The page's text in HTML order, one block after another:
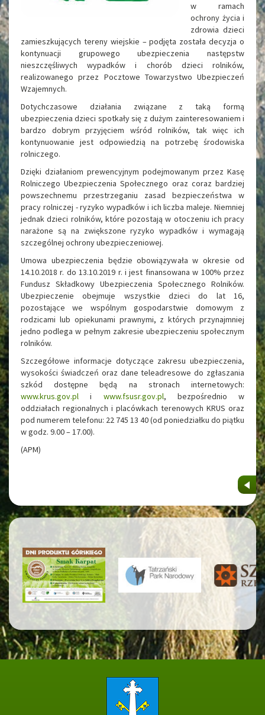
w ramach
ochrony życia i
zdrowia dzieci
zamieszkujących tereny wiejskie – podjęta została decyzja o
kontynuacji grupowego ubezpieczenia następstw
nieszczęśliwych wypadków i chorób dzieci rolników,
realizowanego przez Pocztowe Towarzystwo Ubezpieczeń
Wzajemnych.
Dotychczasowe działania związane z taką formą
ubezpieczenia dzieci spotkały się z dużym zainteresowaniem i
bardzo dobrym przyjęciem wśród rolników, tak więc ich
kontynuowanie jest odpowiedzią na potrzebę środowiska
rolniczego.
Dzięki działaniom prewencyjnym podejmowanym przez Kasę
Rolniczego Ubezpieczenia Społecznego oraz coraz bardziej
powszechnemu przestrzeganiu zasad bezpieczeństwa w
pracy rolniczej - ryzyko wypadków i ich liczba maleje. Niemniej
jednak dzieci rolników, które pozostają w otoczeniu ich pracy
narażone są na zwiększone ryzyko wypadków i wymagają
szczególnej ochrony ubezpieczeniowej.
Umowa ubezpieczenia będzie obowiązywała w okresie od
14.10.2018 r. do 13.10.2019 r. i jest finansowana w 100% przez
Fundusz Składkowy Ubezpieczenia Społecznego Rolników.
Ubezpieczenie obejmuje wszystkie dzieci do lat 16,
pozostające we wspólnym gospodarstwie domowym z
rodzicami lub opiekunami prawnymi, z których przynajmniej
jedno podlega w pełnym zakresie ubezpieczeniu społecznym
rolników.
Szczegółowe informacje dotyczące zakresu ubezpieczenia,
wysokości świadczeń oraz dane teleadresowe do zgłaszania
szkód dostępne będą na stronach internetowych:
www.krus.gov.pl i www.fsusr.gov.pl, bezpośrednio w
oddziałach regionalnych i placówkach terenowych KRUS oraz
pod numerem telefonu: 22 745 13 40 (od poniedziałku do piątku
w godz. 9.00 – 17.00).
(APM)
Strona główna